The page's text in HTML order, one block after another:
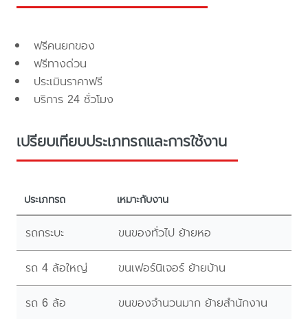
ฟรีคนยกของ
ฟรีทางด่วน
ประเมินราคาฟรี
บริการ 24 ชั่วโมง
เปรียบเทียบประเภทรถและการใช้งาน
ประเภทรถ เหมาะกับงาน
รถกระบะ ขนของทั่วไป ย้ายหอ
รถ 4 ล้อใหญ่ ขนเฟอร์นิเจอร์ ย้ายบ้าน
รถ 6 ล้อ ขนของจำนวนมาก ย้ายสำนักงาน